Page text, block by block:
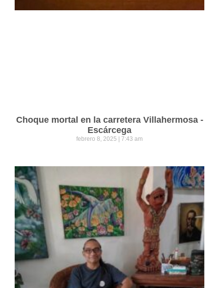
Choque mortal en la carretera Villahermosa -
Escárcega
febrero 8, 2025 7:43 am